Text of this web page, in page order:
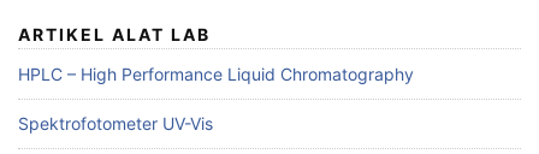
ARTIKEL ALAT LAB
HPLC – High Performance Liquid Chromatography
Spektrofotometer UV-Vis